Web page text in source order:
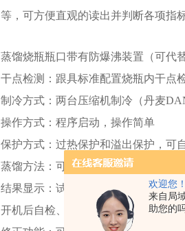
欢迎您！
来自局
助您的
等，可方便直观的读出并判断各项指
蒸馏烧瓶瓶口带有防爆沸装置（可代
干点检测：跟具标准配置烧瓶内干点
制冷方式：两台压缩机制冷（丹麦
操作方式：程序启动，操作简单
保护方式：过热保护和溢出保护，可
蒸馏方法：可根据用户需要添加适用
结果显示：试验结束后，输入残留量
开机后自检、校准系统，使操作更加